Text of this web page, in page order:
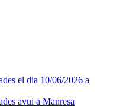
el dia 10/06/2026 a
avui a Manresa